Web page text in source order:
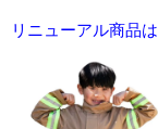
リニューアル商品